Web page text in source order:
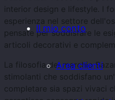
Il mio conto
Area clienti
interior design e lifestyle. I
esperienza nel settore
pensate per soddisfare le
articoli decorativi e
La filosofia del marchio
stimolanti che soddisfano
completare sia spazi vivaci